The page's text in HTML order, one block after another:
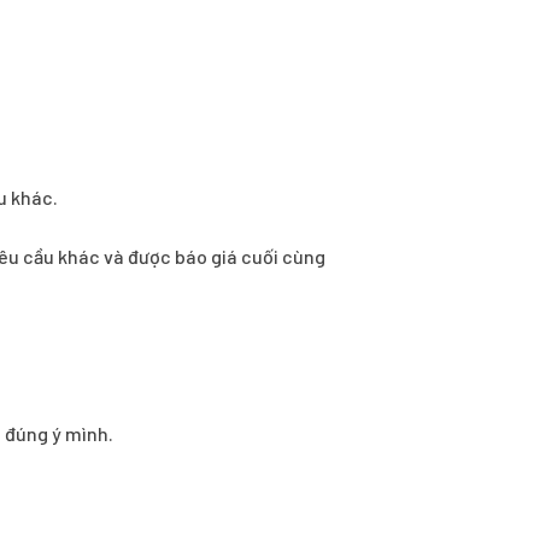
khác.
cầu khác và được báo giá cuối cùng
ý mình.